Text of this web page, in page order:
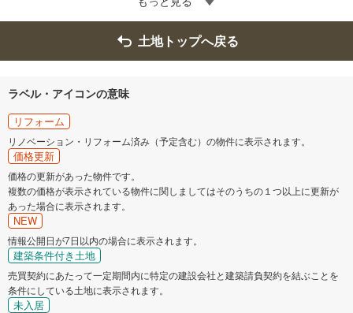
土地トップへ戻る
ラベル・アイコンの意味
リフォーム
リノベーション・リフォーム済み（予定含む）の物件に表示されます。
価格更新
価格の更新があった物件です。
複数の価格が表示されている物件に関しましてはそのうちの１つ以上に更新が
あった場合に表示されます。
NEW
情報公開日が7日以内の場合に表示されます。
建築条件付き土地
売買契約にあたって一定期間内に特定の建設会社と建築請負契約を結ぶことを
条件にしている土地に表示されます。
未入居